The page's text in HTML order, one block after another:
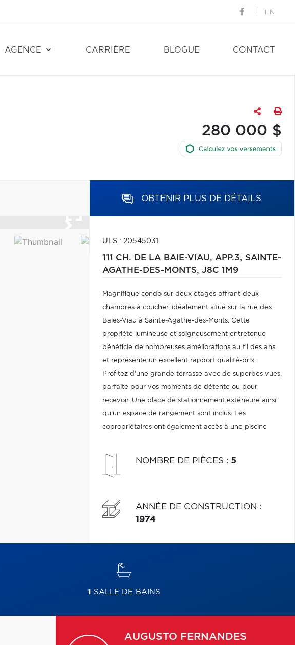
EN
AGENCE CARRIÈRE BLOGUE CONTACT
280 000 $
OBTENIR PLUS DE DÉTAILS
ULS : 20545031
111 CH. DE LA BAIE-VIAU, APP.3, SAINTE-
AGATHE-DES-MONTS, J8C 1M9
Magnifique condo sur deux étages offrant deux
chambres à coucher, idéalement situé sur la rue des
Baies-Viau à Sainte-Agathe-des-Monts. Cette
propriété lumineuse et soigneusement entretenue
bénéficie de nombreuses améliorations au fil des ans
et représente un excellent rapport qualité-prix.
Profitez d'une grande terrasse avec de superbes vues,
parfaite pour vos moments de détente ou pour
recevoir. Une place de stationnement extérieure ainsi
qu'un espace de rangement sont inclus. Les
copropriétaires ont également accès à une piscine
bien aménagé. Une occasion idéale comme résidence
principale o
NOMBRE DE PIÈCES : 5
ANNÉE DE CONSTRUCTION :
1974
1 SALLE DE BAINS
AUGUSTO FERNANDES